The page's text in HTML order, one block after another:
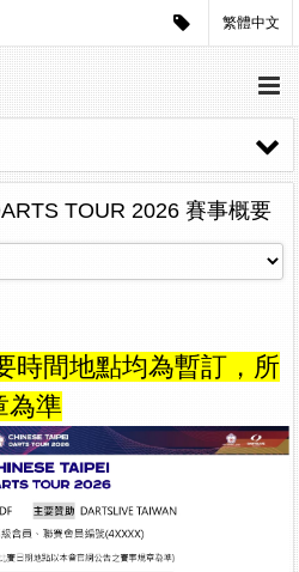
繁體中文
TOUR 2026 賽事概要
時間地點均為暫訂，所
為準